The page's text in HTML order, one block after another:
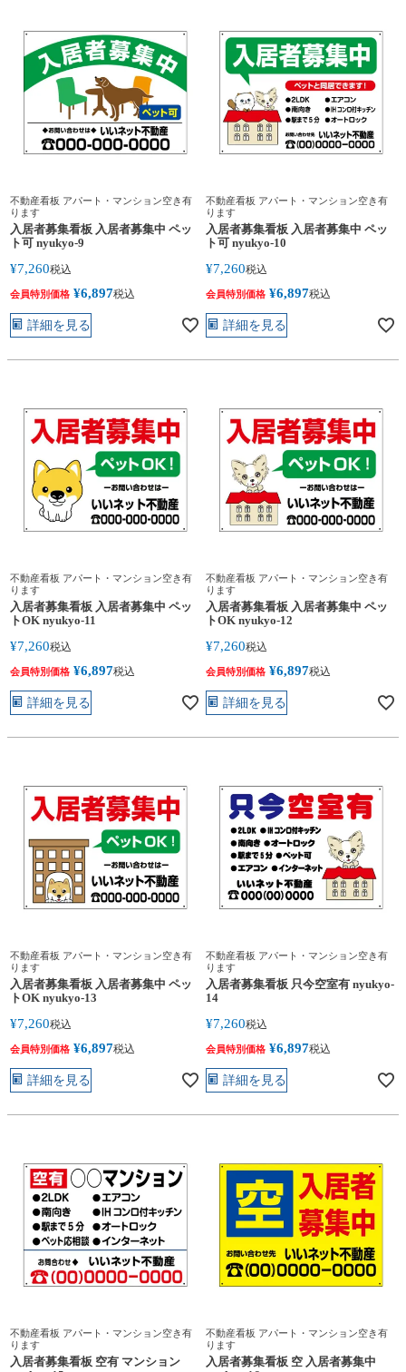
不動産看板 アパート・マンション空き有
ります
入居者募集看板 入居者募集中 ペッ
ト可 nyukyo-9
¥7,260税込
会員特別価格 ¥6,897税込
詳細を見る
不動産看板 アパート・マンション空き有
ります
入居者募集看板 入居者募集中 ペッ
ト可 nyukyo-10
¥7,260税込
会員特別価格 ¥6,897税込
詳細を見る
不動産看板 アパート・マンション空き有
ります
入居者募集看板 入居者募集中 ペッ
トOK nyukyo-11
¥7,260税込
会員特別価格 ¥6,897税込
詳細を見る
不動産看板 アパート・マンション空き有
ります
入居者募集看板 入居者募集中 ペッ
トOK nyukyo-12
¥7,260税込
会員特別価格 ¥6,897税込
詳細を見る
不動産看板 アパート・マンション空き有
ります
入居者募集看板 入居者募集中 ペッ
トOK nyukyo-13
¥7,260税込
会員特別価格 ¥6,897税込
詳細を見る
不動産看板 アパート・マンション空き有
ります
入居者募集看板 只今空室有 nyukyo-
14
¥7,260税込
会員特別価格 ¥6,897税込
詳細を見る
不動産看板 アパート・マンション空き有
ります
入居者募集看板 空有 マンション
不動産看板 アパート・マンション空き有
ります
入居者募集看板 空 入居者募集中